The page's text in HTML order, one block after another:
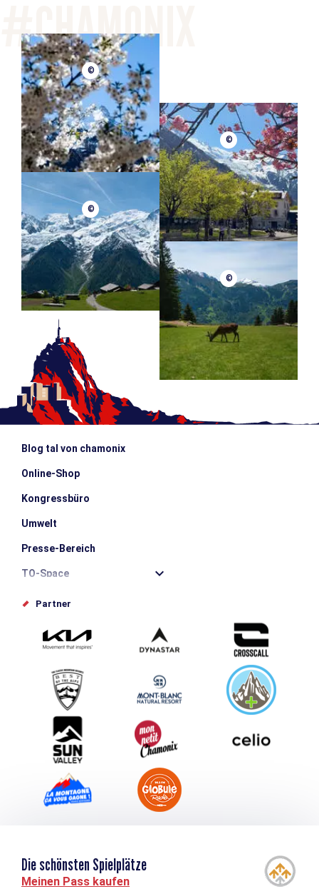
©
©
©
©
Blog tal von chamonix
Online-Shop
Kongressbüro
Umwelt
Presse-Bereich
TO-Space
Offices de tourisme
Schlagen Sie Ihr Event vor
Service groupes et séminaires
Herunterladen
Tourismus & Behinderung
Partner
Die schönsten Spielplätze
Meinen Pass kaufen